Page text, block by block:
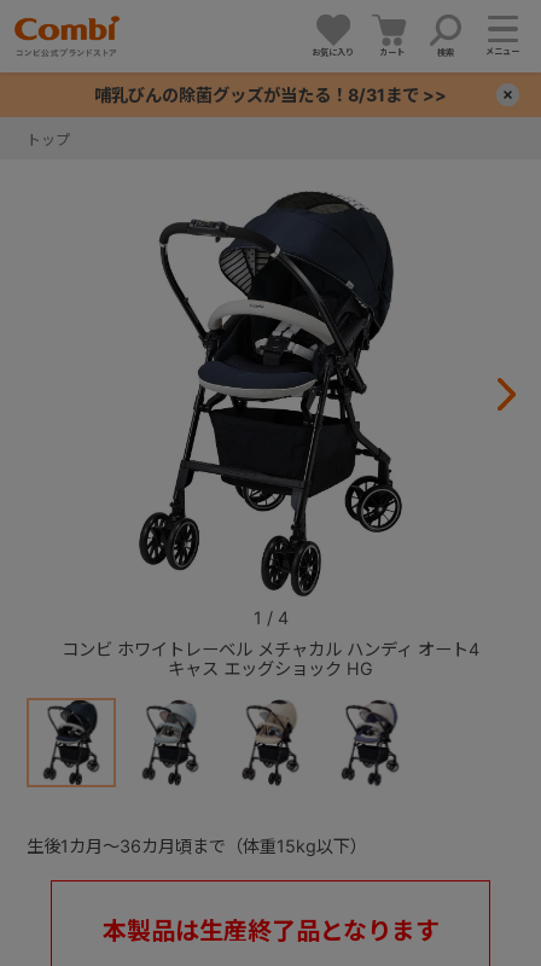
お気に入り カート 検索 メニュー
哺乳びんの除菌グッズが当たる！8/31まで >>
トップ
コンビ ホワイトレーベル メチャカル ハンディ オート4
キャス エッグショック HG
1 / 4
生後1カ月～36カ月頃まで（体重15kg以下）
本製品は生産終了品となります